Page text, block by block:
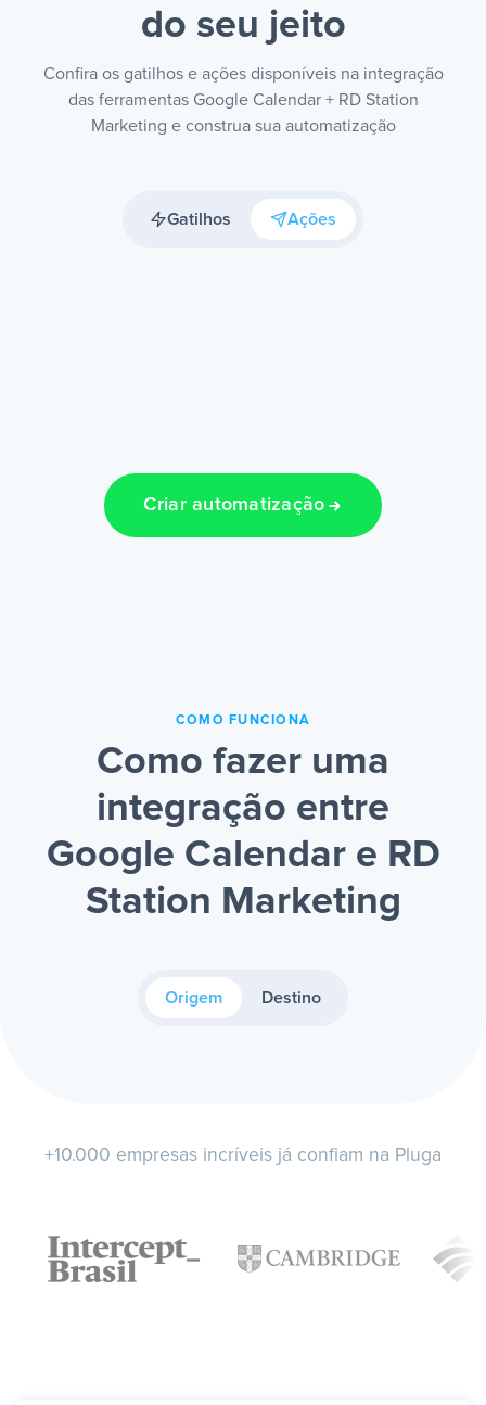
do seu jeito
Confira os gatilhos e ações disponíveis na integração
das ferramentas Google Calendar + RD Station
Marketing e construa sua automatização
Gatilhos Ações
Criar automatização
COMO FUNCIONA
Como fazer uma
integração entre
Google Calendar e RD
Station Marketing
Origem Destino
+10.000 empresas incríveis já confiam na Pluga